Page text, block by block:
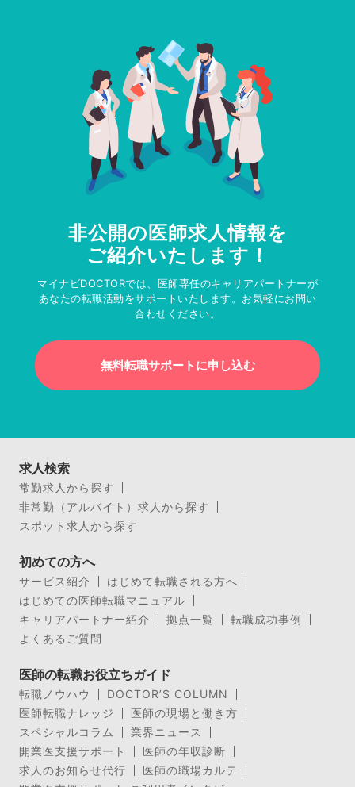
非公開の医師求人情報を
ご紹介いたします！
マイナビDOCTORでは、医師専任のキャリアパートナーが
あなたの転職活動をサポートいたします。お気軽にお問い
合わせください。
無料転職サポートに申し込む
求人検索
常勤求人から探す
非常勤（アルバイト）求人から探す
スポット求人から探す
初めての方へ
サービス紹介
はじめて転職される方へ
はじめての医師転職マニュアル
キャリアパートナー紹介
拠点一覧
転職成功事例
よくあるご質問
医師の転職お役立ちガイド
転職ノウハウ
DOCTOR’S COLUMN
医師転職ナレッジ
医師の現場と働き方
スペシャルコラム
業界ニュース
開業医支援サポート
医師の年収診断
求人のお知らせ代行
医師の職場カルテ